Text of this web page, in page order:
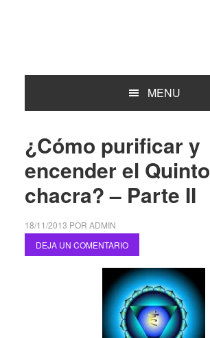
MENU
¿Cómo purificar y
encender el Quinto
chacra? – Parte II
18/11/2013 POR ADMIN
DEJA UN COMENTARIO